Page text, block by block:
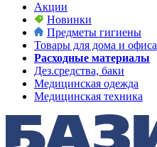
Акции
Новинки
Предметы гигиены
Товары для дома и офиса
Расходные материалы
Дез.средства, баки
Медицинская одежда
Медицинская техника